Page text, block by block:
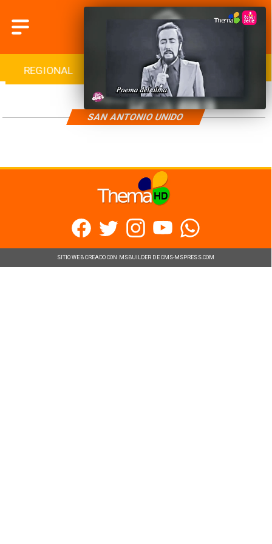
REGIONAL INTERNACIONAL DEPORTES
SAN ANTONIO UNIDO
SITIO WEB CREADO CON MSBUILDER DE CMS-MSPRESS.COM